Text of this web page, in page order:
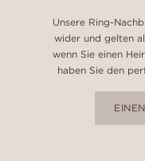
Unsere Ring-
wider und gelten
wenn Sie einen
haben Sie den